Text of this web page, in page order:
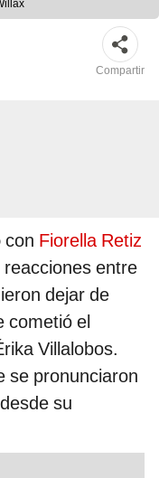
Compartir
con Fiorella Retiz
entre
dejar de
cometió el
Villalobos.
se pronunciaron
su